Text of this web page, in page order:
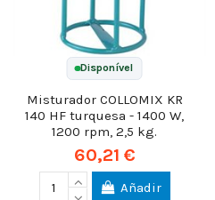
Disponível
Misturador COLLOMIX KR
140 HF turquesa - 1400 W,
1200 rpm, 2,5 kg.
60,21 €
Añadir